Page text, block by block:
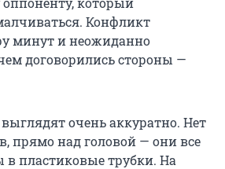
Конфликт
минут и неожиданно
договорились стороны —
очень аккуратно. Нет
прямо над головой — они все
в пластиковые трубки. На